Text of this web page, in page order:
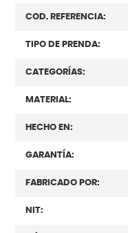
COD. REFERENCIA:
TIPO DE PRENDA:
CATEGORÍAS:
MATERIAL:
HECHO EN:
GARANTÍA:
FABRICADO POR:
NIT: